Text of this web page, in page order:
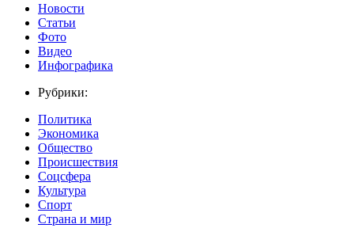
Новости
Статьи
Фото
Видео
Инфографика
Рубрики:
Политика
Экономика
Общество
Происшествия
Соцсфера
Культура
Спорт
Страна и мир